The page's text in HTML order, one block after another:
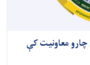
چارو معاونیت کې